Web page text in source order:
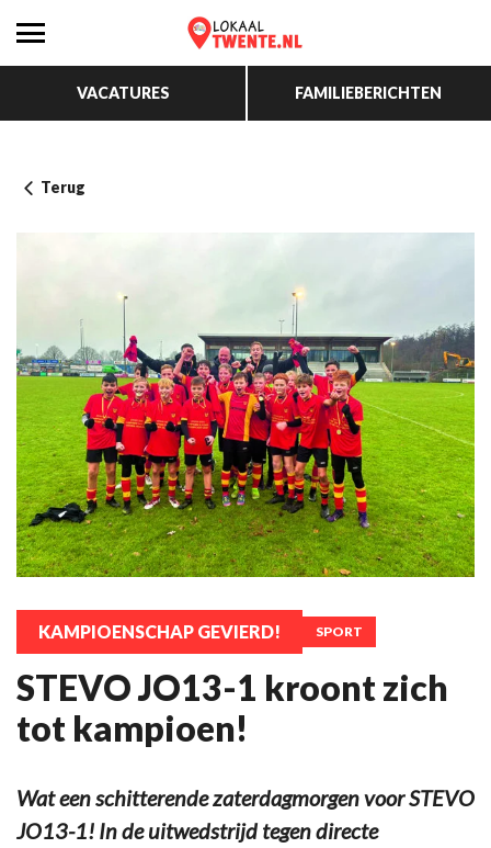
VACATURES FAMILIEBERICHTEN
Terug
KAMPIOENSCHAP GEVIERD! SPORT
STEVO JO13-1 kroont zich
tot kampioen!
Wat een schitterende zaterdagmorgen voor STEVO
JO13-1! In de uitwedstrijd tegen directe